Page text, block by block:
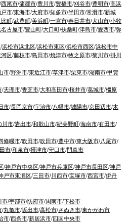
/西尾市/蒲郡市/豊川市/豊橋市/刈谷市/豊明市/高浜
戸市/東海市/大府市/知多市/半田市/常滑市/新城
比町/武豊町/美浜町/一宮市/春日井市/犬山市/小牧
名古屋市/豊山町/大口町/扶桑町/津島市/愛西市/弥
/浜松市浜北区/浜松市東区/浜松市西区/浜松市中
河区/藤枝市/島田市/焼津市/牧之原市/菊川市/掛川
市/野洲市/東近江市/草津市/栗東市/湖南市/甲賀
/天理市/香芝市/大和高田市/桜井市/葛城市/橿原
市/長岡京市/宇治市/八幡市/城陽市/京田辺市/木
川市/岩出市/和歌山市/紀美野町/海南市/有田市/
條畷市/吹田市/吹田市/豊中市/東大阪市/八尾市/
市/和泉市/摂津市/守口市/門真市
/神戸市中央区/神戸市兵庫区/神戸市長田区/神戸
戸市東灘区/三田市/川西市/宝塚市/西宮市/伊丹
市/宇部市/防府市/周南市/下松市
/丸亀市/坂出市/高松市/さぬき市/東かがわ市
市/西条市/新居浜市/四国中央市